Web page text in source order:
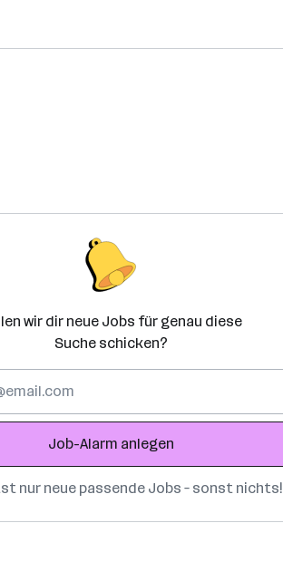
wir dir neue Jobs für genau diese
Suche schicken?
Job-Alarm anlegen
nur neue passende Jobs – sonst nichts!